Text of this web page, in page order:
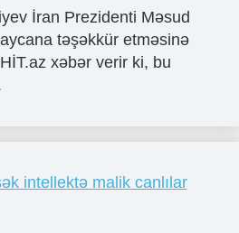
İran Prezidenti Məsud
təşəkkür etməsinə
xəbər verir ki, bu
intellektə malik canlılar